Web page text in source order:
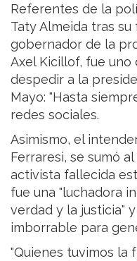
Referentes de la
Taty Almeida tras
gobernador de la
Axel Kicillof, fue
despedir a la
Mayo: "Hasta
redes sociales.
Asimismo, el
Ferraresi, se sumó
activista fallecida
fue una "luchadora
verdad y la justicia"
imborrable para
"Quienes tuvimos la